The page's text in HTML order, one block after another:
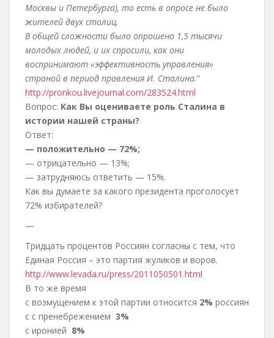
Москвы и Петербурга), то есть в опросе не было
жителей двух столиц.
В общей сложности было опрошено 1,5 тысячи
молодых людей, и их спросили, как они
воспринимают «эффективность управления»
страной в период правления И. Сталина.”
http://pronkou.livejournal.com/283524.html
Вопрос: Как Вы оцениваете роль Сталина в
истории нашей страны?
Ответ:
— положительно — 72%;
— отрицательно — 13%;
— затрудняюсь ответить — 15%.
Как вы думаете за какого президента проголосует
72% избирателей?
—
Тридцать процентов Россиян согласны с тем, что
Единая Россия – это партия жуликов и воров.
http://www.levada.ru/press/2011050501.html
В то же время
с возмущением к этой партии относится 2% россиян
с с пренебрежением 3%
с иронией 8%